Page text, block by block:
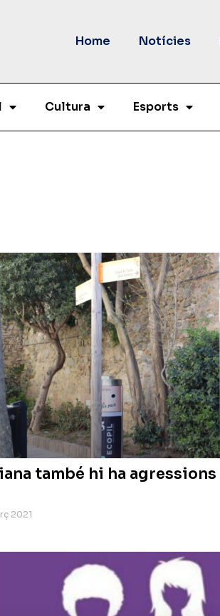
Home Notícies
Cultura Esports
també hi ha
2021